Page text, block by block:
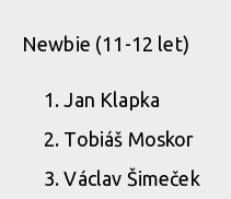
Newbie (11-12 let)
Jan Klapka
Tobiáš Moskor
Václav Šimeček